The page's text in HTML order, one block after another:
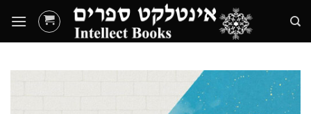
content